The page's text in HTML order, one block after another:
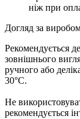
ніж при
Догляд за
Рекомендується
зовнішнього
ручного або
30°C.
Не
рекомендується